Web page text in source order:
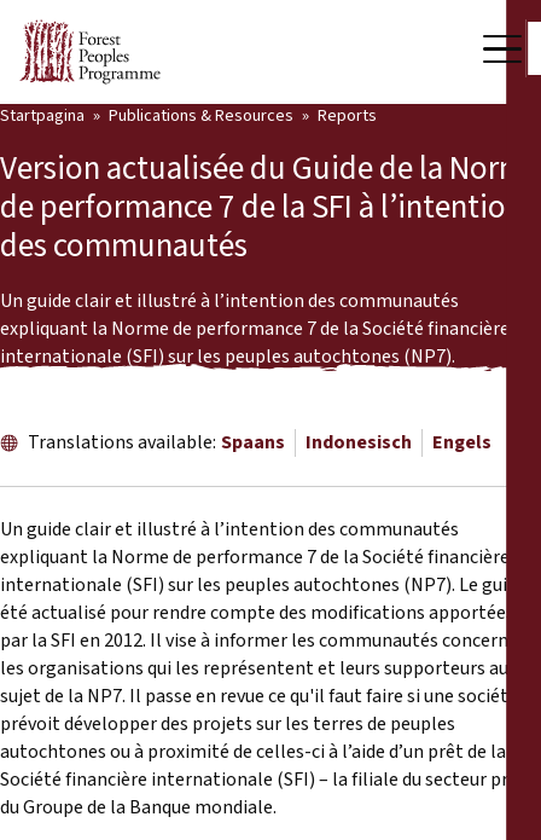
Support Us
Our Work
Community Voices
Partners & Countries
Latest News
Publications & Resources
Back
News
Reports
Press Releases
Training Materials
Briefing Papers
Legal Submissions
Startpagina Publications & Resources Reports
Version actualisée du Guide de la Norme
de performance 7 de la SFI à l’intention
des communautés
Un guide clair et illustré à l’intention des communautés
expliquant la Norme de performance 7 de la Société financière
internationale (SFI) sur les peuples autochtones (NP7).
Translations available: Spaans Indonesisch Engels
Un guide clair et illustré à l’intention des communautés
expliquant la Norme de performance 7 de la Société financière
internationale (SFI) sur les peuples autochtones (NP7). Le guide a
été actualisé pour rendre compte des modifications apportées
par la SFI en 2012. Il vise à informer les communautés concernées,
les organisations qui les représentent et leurs supporteurs au
sujet de la NP7. Il passe en revue ce qu'il faut faire si une société
prévoit développer des projets sur les terres de peuples
autochtones ou à proximité de celles-ci à l’aide d’un prêt de la
Société financière internationale (SFI) – la filiale du secteur privé
du Groupe de la Banque mondiale.